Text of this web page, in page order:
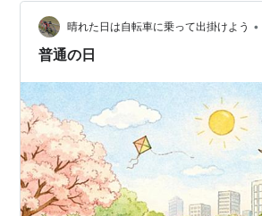
晴れた日は自転車に乗って出掛けよう •
普通の日